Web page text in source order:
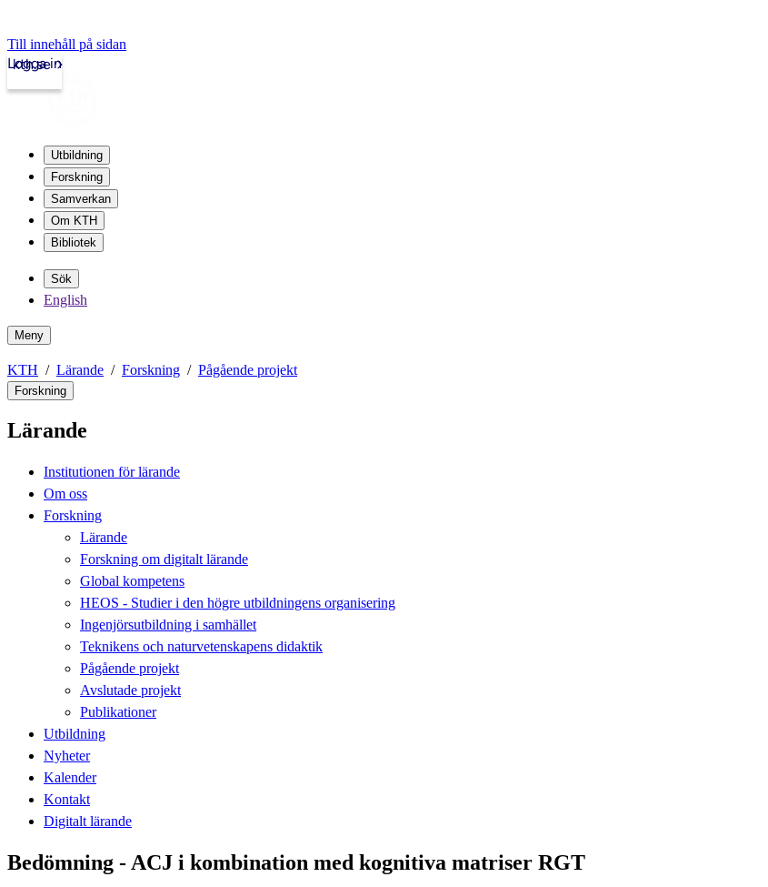
Till innehåll på sidan
kth.se
Logga in
Utbildning
Forskning
Samverkan
Om KTH
Bibliotek
Sök
English
Meny
KTH Lärande Forskning Pågående projekt
Forskning
Lärande
Institutionen för lärande
Om oss
Forskning
Lärande
Forskning om digitalt lärande
Global kompetens
HEOS - Studier i den högre utbildningens organisering
Ingenjörsutbildning i samhället
Teknikens och naturvetenskapens didaktik
Pågående projekt
Avslutade projekt
Publikationer
Utbildning
Nyheter
Kalender
Kontakt
Digitalt lärande
Bedömning - ACJ i kombination med kognitiva matriser RGT